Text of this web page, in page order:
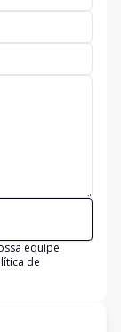
equipe
de